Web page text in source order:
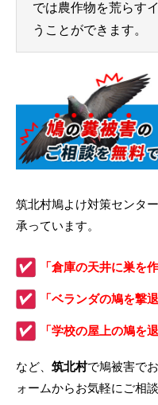
では農作物を荒らす
うことができます。
筑北村鳩よけ対策センタ
承っています。
「倉庫の天井に巣を
「ベランダの鳩を撃
「学校の屋上の鳩を
など、 筑北村で鳩被害で
ォームからお気軽にご相